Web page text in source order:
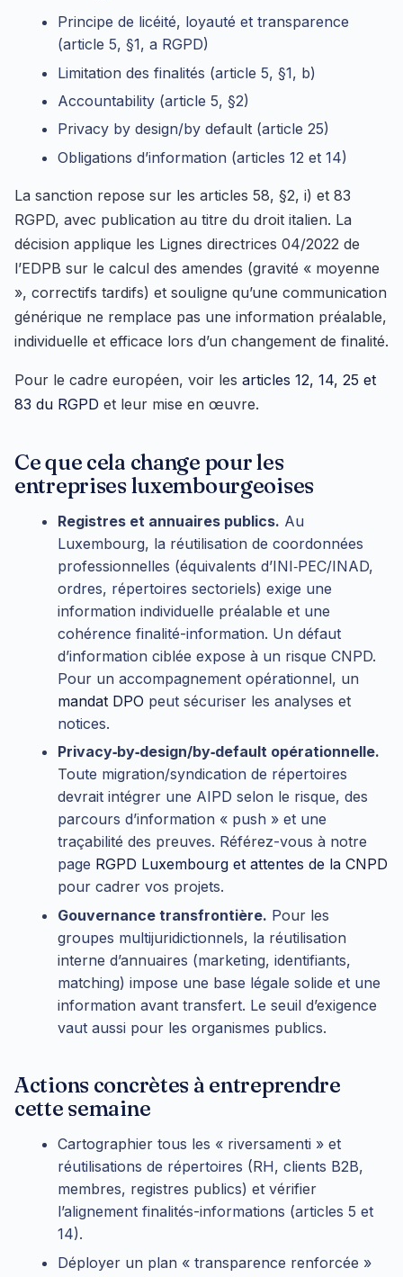
Principe de licéité, loyauté et transparence
(article 5, §1, a RGPD)
Limitation des finalités (article 5, §1, b)
Accountability (article 5, §2)
Privacy by design/by default (article 25)
Obligations d’information (articles 12 et 14)
La sanction repose sur les articles 58, §2, i) et 83
RGPD, avec publication au titre du droit italien. La
décision applique les Lignes directrices 04/2022 de
l’EDPB sur le calcul des amendes (gravité « moyenne
», correctifs tardifs) et souligne qu’une communication
générique ne remplace pas une information préalable,
individuelle et efficace lors d’un changement de finalité.
Pour le cadre européen, voir les articles 12, 14, 25 et
83 du RGPD et leur mise en œuvre.
Ce que cela change pour les
entreprises luxembourgeoises
Registres et annuaires publics. Au
Luxembourg, la réutilisation de coordonnées
professionnelles (équivalents d’INI‑PEC/INAD,
ordres, répertoires sectoriels) exige une
information individuelle préalable et une
cohérence finalité-information. Un défaut
d’information ciblée expose à un risque CNPD.
Pour un accompagnement opérationnel, un
mandat DPO peut sécuriser les analyses et
notices.
Privacy‑by‑design/by‑default opérationnelle.
Toute migration/syndication de répertoires
devrait intégrer une AIPD selon le risque, des
parcours d’information « push » et une
traçabilité des preuves. Référez-vous à notre
page RGPD Luxembourg et attentes de la CNPD
pour cadrer vos projets.
Gouvernance transfrontière. Pour les
groupes multijuridictionnels, la réutilisation
interne d’annuaires (marketing, identifiants,
matching) impose une base légale solide et une
information avant transfert. Le seuil d’exigence
vaut aussi pour les organismes publics.
Actions concrètes à entreprendre
cette semaine
Cartographier tous les « riversamenti » et
réutilisations de répertoires (RH, clients B2B,
membres, registres publics) et vérifier
l’alignement finalités-informations (articles 5 et
14).
Déployer un plan « transparence renforcée »